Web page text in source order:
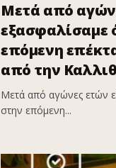
Μετά από
εξασφαλίσαμε
επόμενη
από την
Μετά από αγώνες ετών
στην επόμενη...